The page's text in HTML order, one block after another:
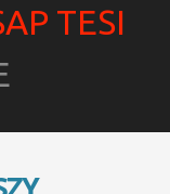
TESI